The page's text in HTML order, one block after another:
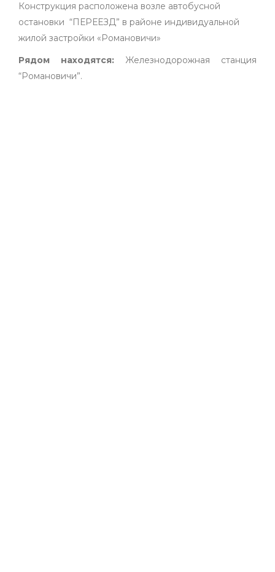
Конструкция расположена возле автобусной
остановки “ПЕРЕЕЗД” в районе индивидуальной
жилой застройки «Романовичи»
Рядом находятся: Железнодорожная станция
“Романовичи”.